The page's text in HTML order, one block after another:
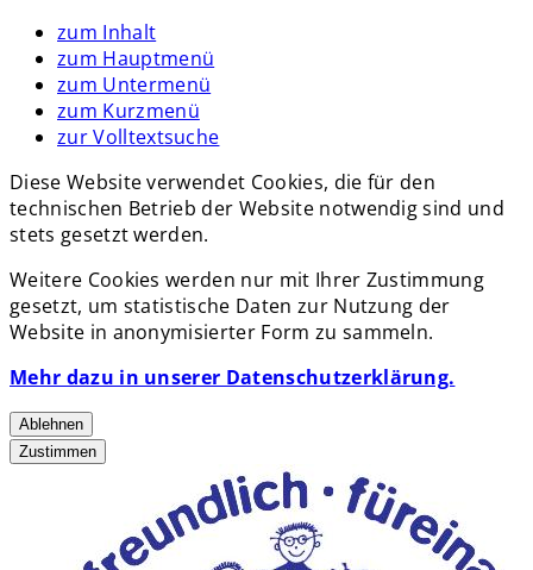
zum Inhalt
zum Hauptmenü
zum Untermenü
zum Kurzmenü
zur Volltextsuche
Diese Website verwendet Cookies, die für den
technischen Betrieb der Website notwendig sind und
stets gesetzt werden.
Weitere Cookies werden nur mit Ihrer Zustimmung
gesetzt, um statistische Daten zur Nutzung der
Website in anonymisierter Form zu sammeln.
Mehr dazu in unserer Datenschutzerklärung.
Ablehnen
Zustimmen